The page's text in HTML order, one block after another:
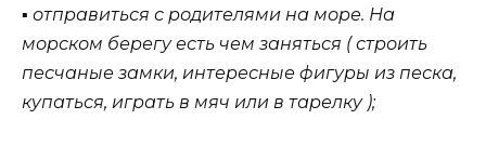
▪ отправиться с родителями на море. На
морском берегу есть чем заняться ( строить
песчаные замки, интересные фигуры из песка,
купаться, играть в мяч или в тарелку );